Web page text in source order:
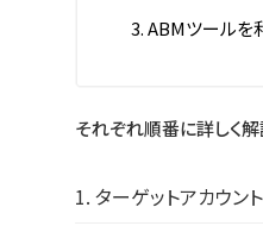
ABMツールを
それぞれ順番に詳しく解
1. ターゲットアカウン